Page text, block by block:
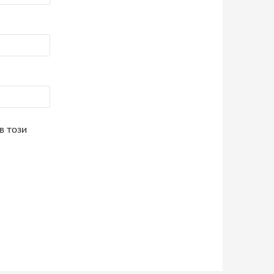
този